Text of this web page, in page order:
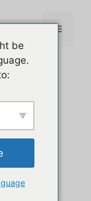
Menu
be